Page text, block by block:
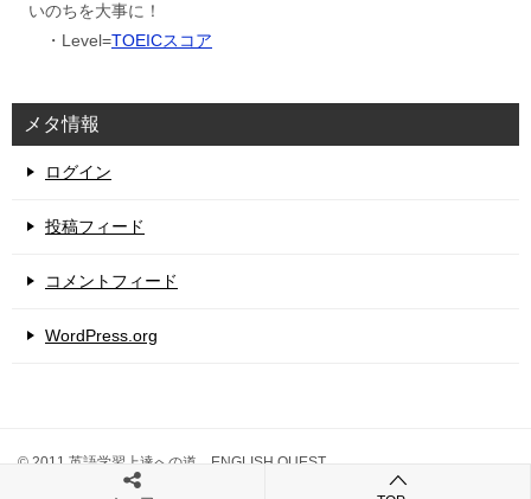
いのちを大事に！
・Level=TOEICスコア
メタ情報
ログイン
投稿フィード
コメントフィード
WordPress.org
© 2011 英語学習上達への道 ENGLISH QUEST